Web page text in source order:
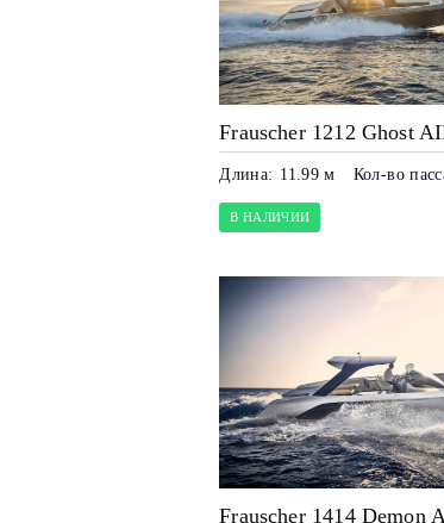
Frauscher 1212 Ghost
Длина: 11.99 м Кол-во
В НАЛИЧИИ
Frauscher 1414 Demon